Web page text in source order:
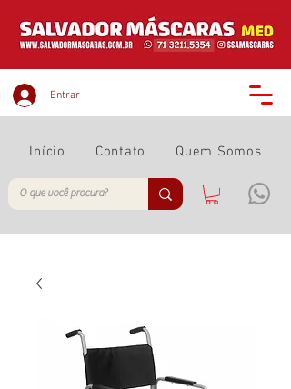
Início Contato Quem Somos
Entrar